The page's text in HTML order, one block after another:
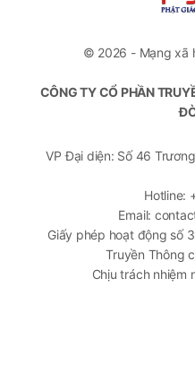
© 2026 - Mạng xã
CÔNG TY CỔ PHẦN
VP Đại diện: Số 46
Hotline:
Email:
Giấy phép hoạt động số
Truyền Thông
Chịu trách nhiệm